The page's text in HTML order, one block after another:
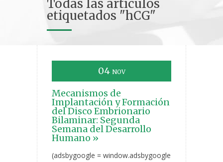
Todas las artículos
etiquetados "hCG"
04 NOV
Mecanismos de
Implantación y Formación
del Disco Embrionario
Bilaminar: Segunda
Semana del Desarrollo
Humano »
(adsbygoogle = window.adsbygoogle